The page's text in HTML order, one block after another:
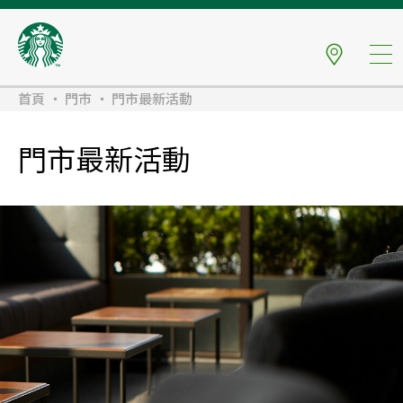
首頁 門市 門市最新活動
門市最新活動